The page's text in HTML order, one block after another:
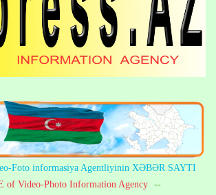
Foto informasiya Agentliyinin XƏBƏR SAYTI
of Video-Photo Information Agency --